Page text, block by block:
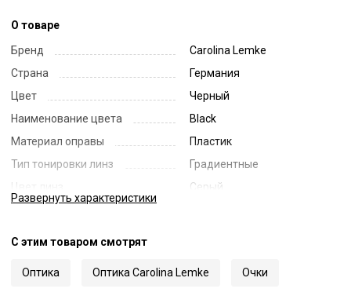
О товаре
Бренд
Carolina Lemke
Страна
Германия
Цвет
Черный
Наименование цвета
Black
Материал оправы
Пластик
Тип тонировки линз
Градиентные
Серый
Длина заушника
145
Развернуть характеристики
С этим товаром смотрят
Оптика Оптика Carolina Lemke Очки